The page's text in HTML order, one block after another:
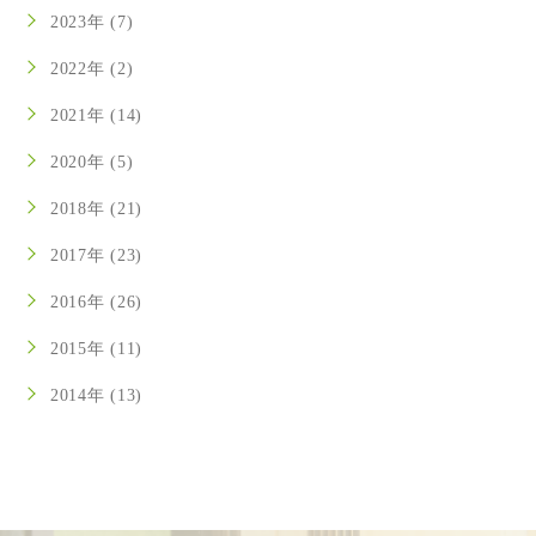
2023年 (7)
2022年 (2)
2021年 (14)
2020年 (5)
2018年 (21)
2017年 (23)
2016年 (26)
2015年 (11)
2014年 (13)